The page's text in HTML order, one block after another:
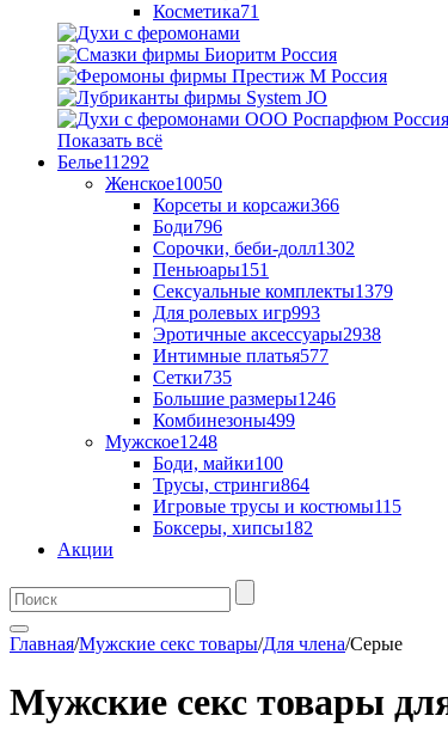
Косметика71
Показать всё
Белье11292
Женское10050
Корсеты и корсажи366
Боди796
Сорочки, беби-долл1302
Пеньюары151
Сексуальные комплекты1379
Для ролевых игр993
Эротичные аксессуары2938
Интимные платья577
Сетки735
Большие размеры1246
Комбинезоны499
Мужское1248
Боди, майки100
Трусы, стринги864
Игровые трусы и костюмы115
Боксеры, хипсы182
Акции
Главная/Мужские секс товары/Для члена/Серые
Мужские секс товары